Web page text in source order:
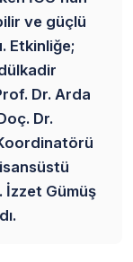
ve güçlü
Etkinliğe;
Dr. Arda
Dr.
İzzet Gümüş